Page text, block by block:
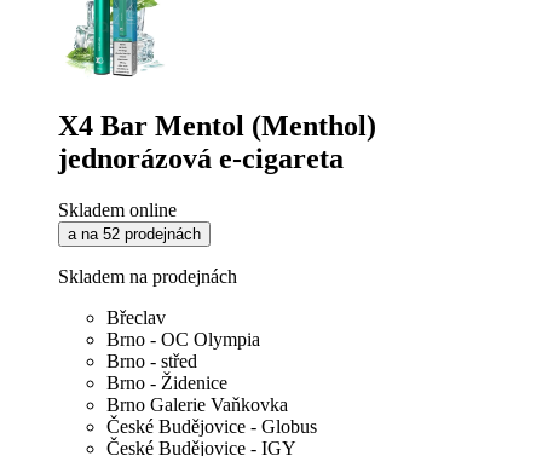
X4 Bar Mentol (Menthol)
jednorázová e-cigareta
Skladem online
a na 52 prodejnách
Skladem na prodejnách
Břeclav
Brno - OC Olympia
Brno - střed
Brno - Židenice
Brno Galerie Vaňkovka
České Budějovice - Globus
České Budějovice - IGY